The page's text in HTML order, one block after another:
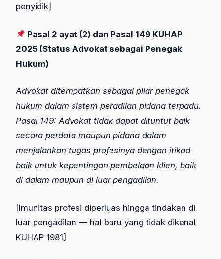
penyidik]
Pasal 2 ayat (2) dan Pasal 149 KUHAP
2025 (Status Advokat sebagai Penegak
Hukum)
Advokat ditempatkan sebagai pilar penegak
hukum dalam sistem peradilan pidana terpadu.
Pasal 149: Advokat tidak dapat dituntut baik
secara perdata maupun pidana dalam
menjalankan tugas profesinya dengan itikad
baik untuk kepentingan pembelaan klien, baik
di dalam maupun di luar pengadilan.
[Imunitas profesi diperluas hingga tindakan di
luar pengadilan — hal baru yang tidak dikenal
KUHAP 1981]